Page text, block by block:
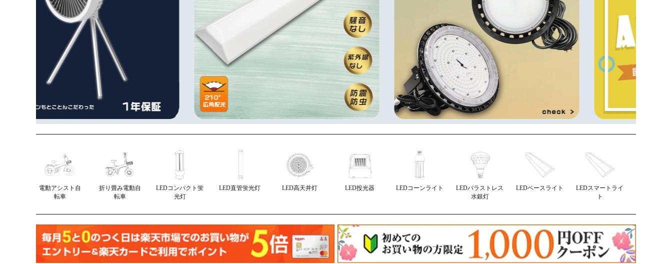
電動アシスト自
転車
折り畳み電動自
転車
LEDコンパクト蛍
光灯
LED直管蛍光灯 LED高天井灯 LED投光器 LEDコーンライト
LEDバラストレス
水銀灯
LEDベースライト
LEDスマートライ
ト